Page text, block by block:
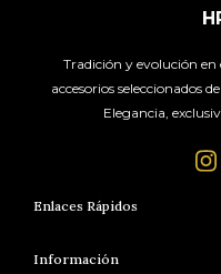
Tradición y evolución en
accesorios seleccionados
Elegancia,
Enlaces Rápidos
Información